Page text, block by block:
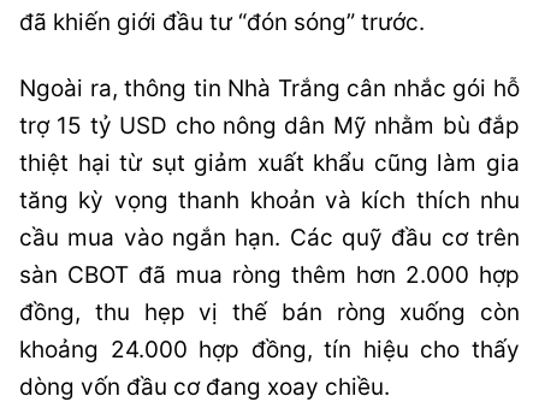
đã khiến giới đầu tư “đón sóng” trước.
Ngoài ra, thông tin Nhà Trắng cân nhắc gói hỗ
trợ 15 tỷ USD cho nông dân Mỹ nhằm bù đắp
thiệt hại từ sụt giảm xuất khẩu cũng làm gia
tăng kỳ vọng thanh khoản và kích thích nhu
cầu mua vào ngắn hạn. Các quỹ đầu cơ trên
sàn CBOT đã mua ròng thêm hơn 2.000 hợp
đồng, thu hẹp vị thế bán ròng xuống còn
khoảng 24.000 hợp đồng, tín hiệu cho thấy
dòng vốn đầu cơ đang xoay chiều.